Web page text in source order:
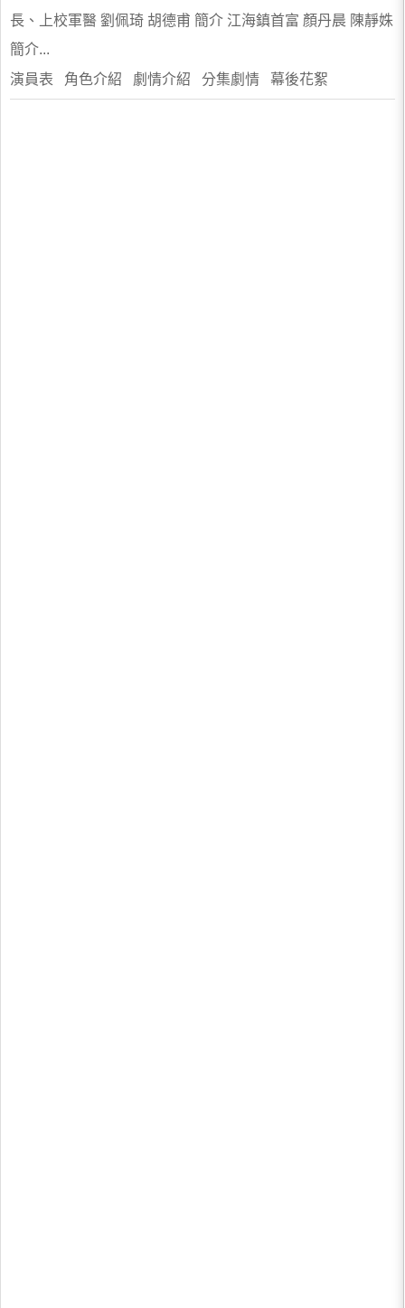
長、上校軍醫 劉佩琦 胡德甫 簡介 江海鎮首富 顏丹晨 陳靜姝
簡介...
演員表 角色介紹 劇情介紹 分集劇情 幕後花絮